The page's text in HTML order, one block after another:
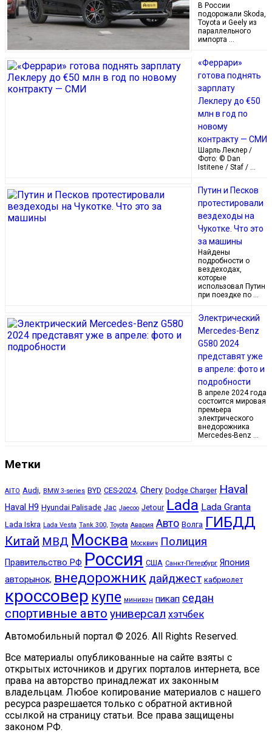
В России
подорожали Skoda,
Toyota и Geely из
параллельного
импорта …
«Феррари»
готова поднять
зарплату
Леклеру до €50
млн в год по
новому
контракту — СМИ
Шарль Леклер /
Фото: © Dan
Istitene / Staf / …
Путин и Песков
протестировали
вездеходы на
Чукотке. Что это
за машины
Найдены
подробности о
вездеходах,
которые
использовал Путин
при поездке по …
Электрический
Mercedes-Benz
G580 2024
представят уже
в апреле: фото и
подробности
В апреле 2024 года
состоится мировая
премьера
электрического
внедорожника
Mercedes-Benz …
Метки
AITO Audi, BMW 3-series BYD CES-2024, Chery Dodge Charger Haval
Haval H9 Hyundai Palisade Jac Jaecoo Jetour Lada Lada Granta
Lada Iskra Lada Vesta Tank 300, Toyota Авария Авто Волга ГИБДД
Китай МВД Москва Москвич Полиция
Правительство РФ Россия США Санкт-Петербург Япония
авторынок, внедорожник дайджест кабриолет
кроссовер купе минивэн пикап седан
спортивные авто универсал хэтчбек
Автомобильный портал © 2026. All Rights Reserved.
Все материалы опубликованные на сайте взяты с
открытых источников и других порталов интернета, все
права на авторство принадлежат их законным
владельцам. Любое копирование материалов с нашего
ресурса разрешается только с обратной активной
ссылкой на страницу статьи. Все права защищены
законом РФ.